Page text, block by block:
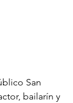
San
bailarín y